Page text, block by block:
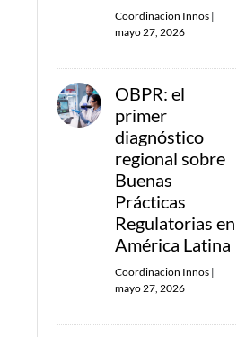
Coordinacion Innos |
mayo 27, 2026
OBPR: el
primer
diagnóstico
regional sobre
Buenas
Prácticas
Regulatorias en
América Latina
Coordinacion Innos |
mayo 27, 2026